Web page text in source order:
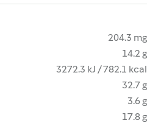
204.3 mg
14.2 g
3272.3 kJ / 782.1 kcal
32.7 g
3.6 g
17.8 g